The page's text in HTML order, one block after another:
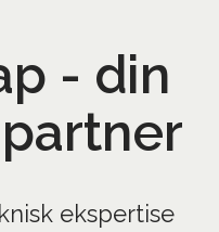
- din
ekspertise